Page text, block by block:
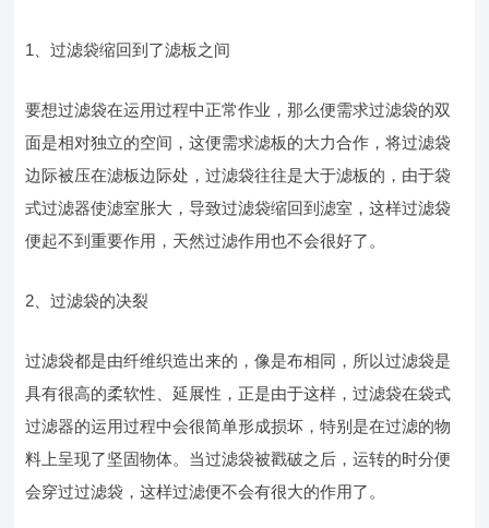
1、过滤袋缩回到了滤板之间
要想过滤袋在运用过程中正常作业，那么便需求过滤袋的双
面是相对独立的空间，这便需求滤板的大力合作，将过滤袋
边际被压在滤板边际处，过滤袋往往是大于滤板的，由于袋
式过滤器使滤室胀大，导致过滤袋缩回到滤室，这样过滤袋
便起不到重要作用，天然过滤作用也不会很好了。
2、过滤袋的决裂
过滤袋都是由纤维织造出来的，像是布相同，所以过滤袋是
具有很高的柔软性、延展性，正是由于这样，过滤袋在袋式
过滤器的运用过程中会很简单形成损坏，特别是在过滤的物
料上呈现了坚固物体。当过滤袋被戳破之后，运转的时分便
会穿过过滤袋，这样过滤便不会有很大的作用了。